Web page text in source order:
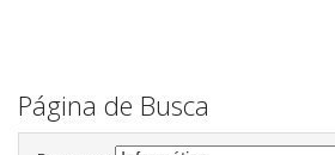
Página de Busca